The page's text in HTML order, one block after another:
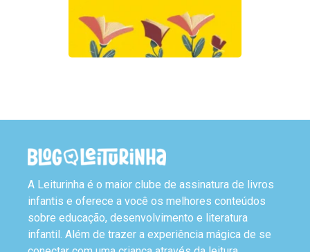
A Leiturinha é o maior clube de assinatura de livros
infantis e oferece a você os melhores conteúdos
sobre educação, desenvolvimento e literatura
infantil. Além de trazer a experiência mágica de se